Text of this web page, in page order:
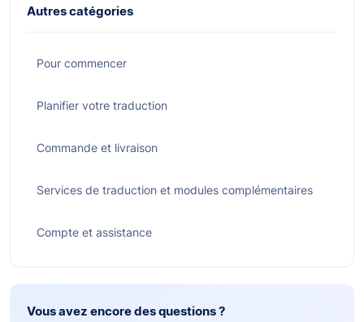
Autres catégories
Pour commencer
Planifier votre traduction
Commande et livraison
Services de traduction et modules complémentaires
Compte et assistance
Vous avez encore des questions ?